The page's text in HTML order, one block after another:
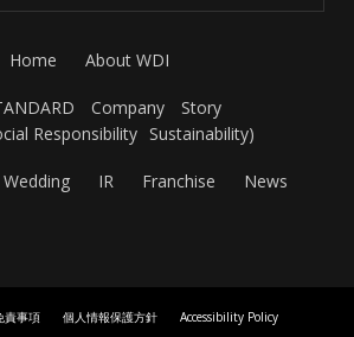
Home About WDI
Company
Story
Responsibility Sustainability)
Wedding IR Franchise News
責事項 個人情報保護方針 Accessibility Policy